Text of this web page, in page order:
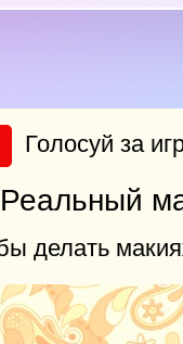
Голосуй за
делать